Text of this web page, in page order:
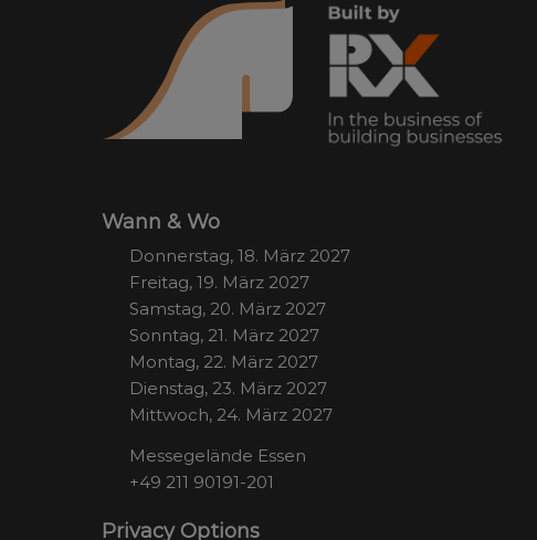
Wann & Wo
Donnerstag, 18. März 2027
Freitag, 19. März 2027
Samstag, 20. März 2027
Sonntag, 21. März 2027
Montag, 22. März 2027
Dienstag, 23. März 2027
Mittwoch, 24. März 2027
Messegelände Essen
+49 211 90191-201
Privacy Options